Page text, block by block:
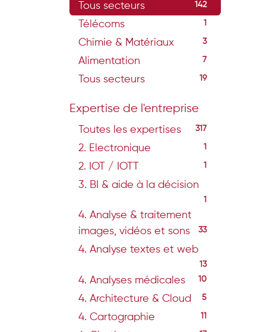
Tous secteurs 142
Télécoms 1
Chimie & Matériaux 3
Alimentation 7
Tous secteurs 19
Expertise de l'entreprise
Toutes les expertises 317
2. Electronique 1
2. IOT / IOTT 1
3. BI & aide à la décision
1
4. Analyse & traitement
images, vidéos et sons
33
4. Analyse textes et web
13
4. Analyses médicales 10
4. Architecture & Cloud 5
4. Cartographie 11